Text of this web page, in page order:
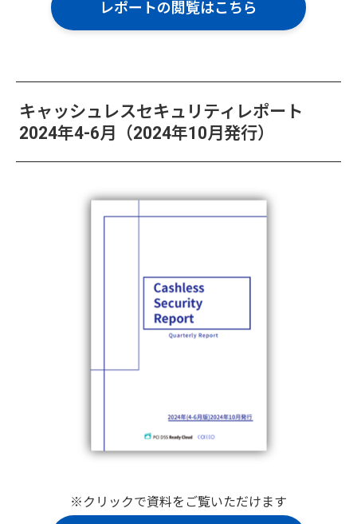
レポートの閲覧はこちら
キャッシュレスセキュリティレポート
2024年4-6月（2024年10月発行）
※クリックで資料をご覧いただけます